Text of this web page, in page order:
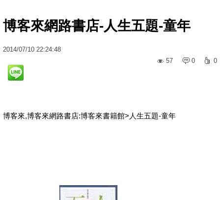
博客來網路書店-人生五題-童年
2014/07/10 22:24:48
57
0 0
博客來,博客來網路書店:博客來書籍館>人生五題-童年